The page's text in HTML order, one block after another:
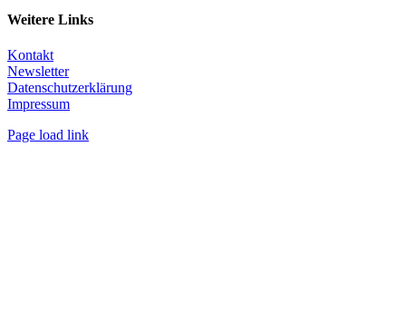
Weitere Links
Kontakt
Newsletter
Datenschutzerklärung
Impressum
Page load link